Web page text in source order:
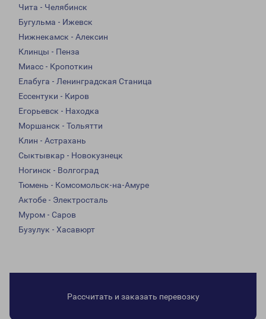
Чита - Челябинск
Бугульма - Ижевск
Нижнекамск - Алексин
Клинцы - Пенза
Миасс - Кропоткин
Елабуга - Ленинградская Станица
Ессентуки - Киров
Егорьевск - Находка
Моршанск - Тольятти
Клин - Астрахань
Сыктывкар - Новокузнецк
Ногинск - Волгоград
Тюмень - Комсомольск-на-Амуре
Актобе - Электросталь
Муром - Саров
Бузулук - Хасавюрт
Рассчитать и заказать перевозку